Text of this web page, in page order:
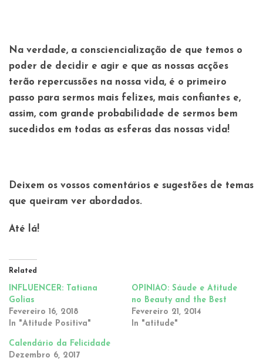
Na verdade, a consciencialização de que temos o
poder de decidir e agir e que as nossas acções
terão repercussões na nossa vida, é o primeiro
passo para sermos mais felizes, mais confiantes e,
assim, com grande probabilidade de sermos bem
sucedidos em todas as esferas das nossas vida!
Deixem os vossos comentários e sugestões de temas
que queiram ver abordados.
Até lá!
Related
INFLUENCER: Tatiana
Golias
Fevereiro 16, 2018
In "Atitude Positiva"
OPINIÃO: Sáude e Atitude
no Beauty and the Best
Fevereiro 21, 2014
In "atitude"
Calendário da Felicidade
Dezembro 6, 2017